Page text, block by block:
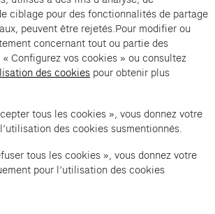
is an offer from Cartier et
(opens in a new tab)
Data privacy of the organizer(opens in
of the organizer
in a new tab)
Data privacy policy (opens in a new tab)
Accessibility
new tab)
ciblage pour des fonctionnalités de partage
peuvent être rejetés.Pour modifier ou
concernant tout ou partie des
Configurez vos cookies » ou consultez
des cookies pour obtenir plus
tous les cookies », vous donnez votre
des cookies susmentionnés.
tous les cookies », vous donnez votre
pour l’utilisation des cookies